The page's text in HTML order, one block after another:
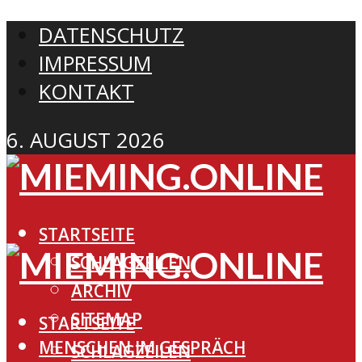
DATENSCHUTZ
IMPRESSUM
KONTAKT
6. AUGUST 2026
STARTSEITE
SCHLAGZEILEN
ARCHIV
SITEMAP
MENSCHEN IM GESPRÄCH
STARTSEITE
SCHLAGZEILEN